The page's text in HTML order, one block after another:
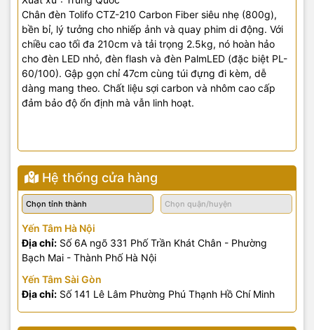
Chân đèn Tolifo CTZ-210 Carbon Fiber siêu nhẹ (800g),
bền bỉ, lý tưởng cho nhiếp ảnh và quay phim di động. Với
chiều cao tối đa 210cm và tải trọng 2.5kg, nó hoàn hảo
cho đèn LED nhỏ, đèn flash và đèn PalmLED (đặc biệt PL-
60/100). Gập gọn chỉ 47cm cùng túi đựng đi kèm, dễ
dàng mang theo. Chất liệu sợi carbon và nhôm cao cấp
đảm bảo độ ổn định mà vẫn linh hoạt.
Hệ thống cửa hàng
Yến Tâm Hà Nội
Địa chỉ: Số 6A ngõ 331 Phố Trần Khát Chân - Phường
Bạch Mai - Thành Phố Hà Nội
Yến Tâm Sài Gòn
Địa chỉ: Số 141 Lê Lâm Phường Phú Thạnh Hồ Chí Minh